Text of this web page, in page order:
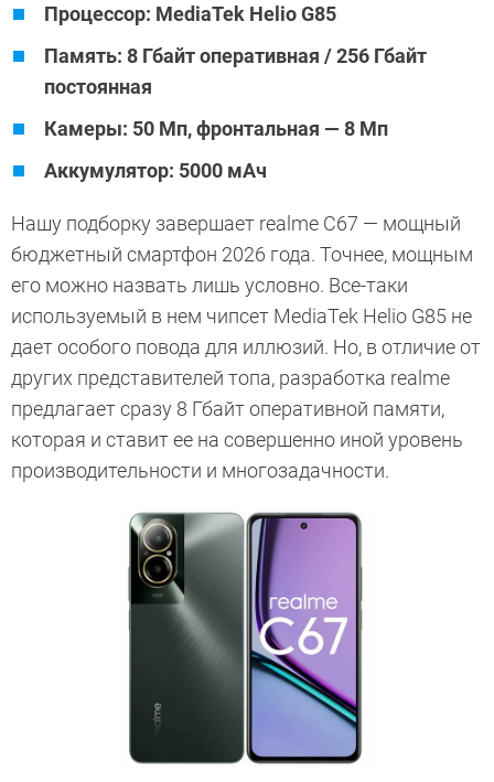
Процессор: MediaTek Helio G85
Память: 8 Гбайт оперативная / 256 Гбайт
постоянная
Камеры: 50 Мп, фронтальная — 8 Мп
Аккумулятор: 5000 мАч
Нашу подборку завершает realme C67 — мощный
бюджетный смартфон 2026 года. Точнее, мощным
его можно назвать лишь условно. Все-таки
используемый в нем чипсет MediaTek Helio G85 не
дает особого повода для иллюзий. Но, в отличие от
других представителей топа, разработка realme
предлагает сразу 8 Гбайт оперативной памяти,
которая и ставит ее на совершенно иной уровень
производительности и многозадачности.